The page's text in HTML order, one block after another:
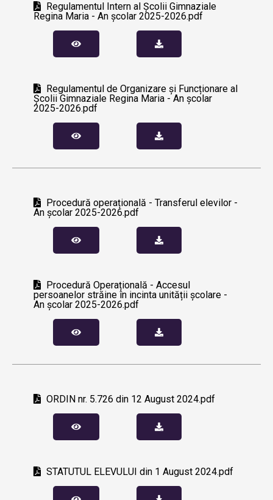
Regulamentul Intern al Școlii Gimnaziale
Regina Maria - An școlar 2025-2026.pdf
Regulamentul de Organizare și Funcționare al
Școlii Gimnaziale Regina Maria - An școlar
2025-2026.pdf
Procedură operațională - Transferul elevilor -
An școlar 2025-2026.pdf
Procedură Operațională - Accesul
persoanelor străine în incinta unității școlare -
An școlar 2025-2026.pdf
ORDIN nr. 5.726 din 12 August 2024.pdf
STATUTUL ELEVULUI din 1 August 2024.pdf